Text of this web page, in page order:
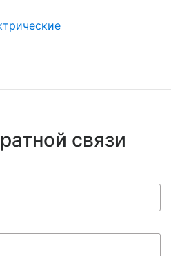
связи